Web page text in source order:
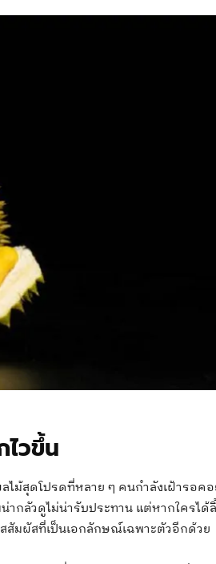
ไวขึ้น
ไม้สุดโปรดที่หลาย ๆ คนกำลังเฝ้ารอค
กลัวดูไม่น่ารับประทาน แต่หากใครได้
มผัสที่เป็นเอกลักษณ์เฉพาะตัวอีกด้วย